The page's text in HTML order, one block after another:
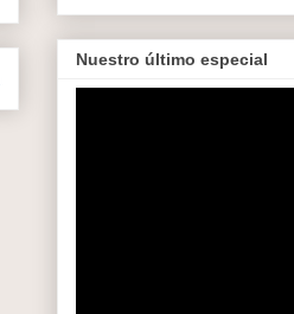
Nuestro último especial